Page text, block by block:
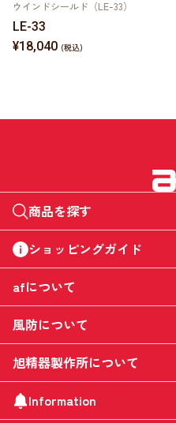
ウインドシールド（LE-33）
LE-33
¥18,040
商品を探す
ショッピングガイド
afについて
風防について
旭精器製作所について
Information